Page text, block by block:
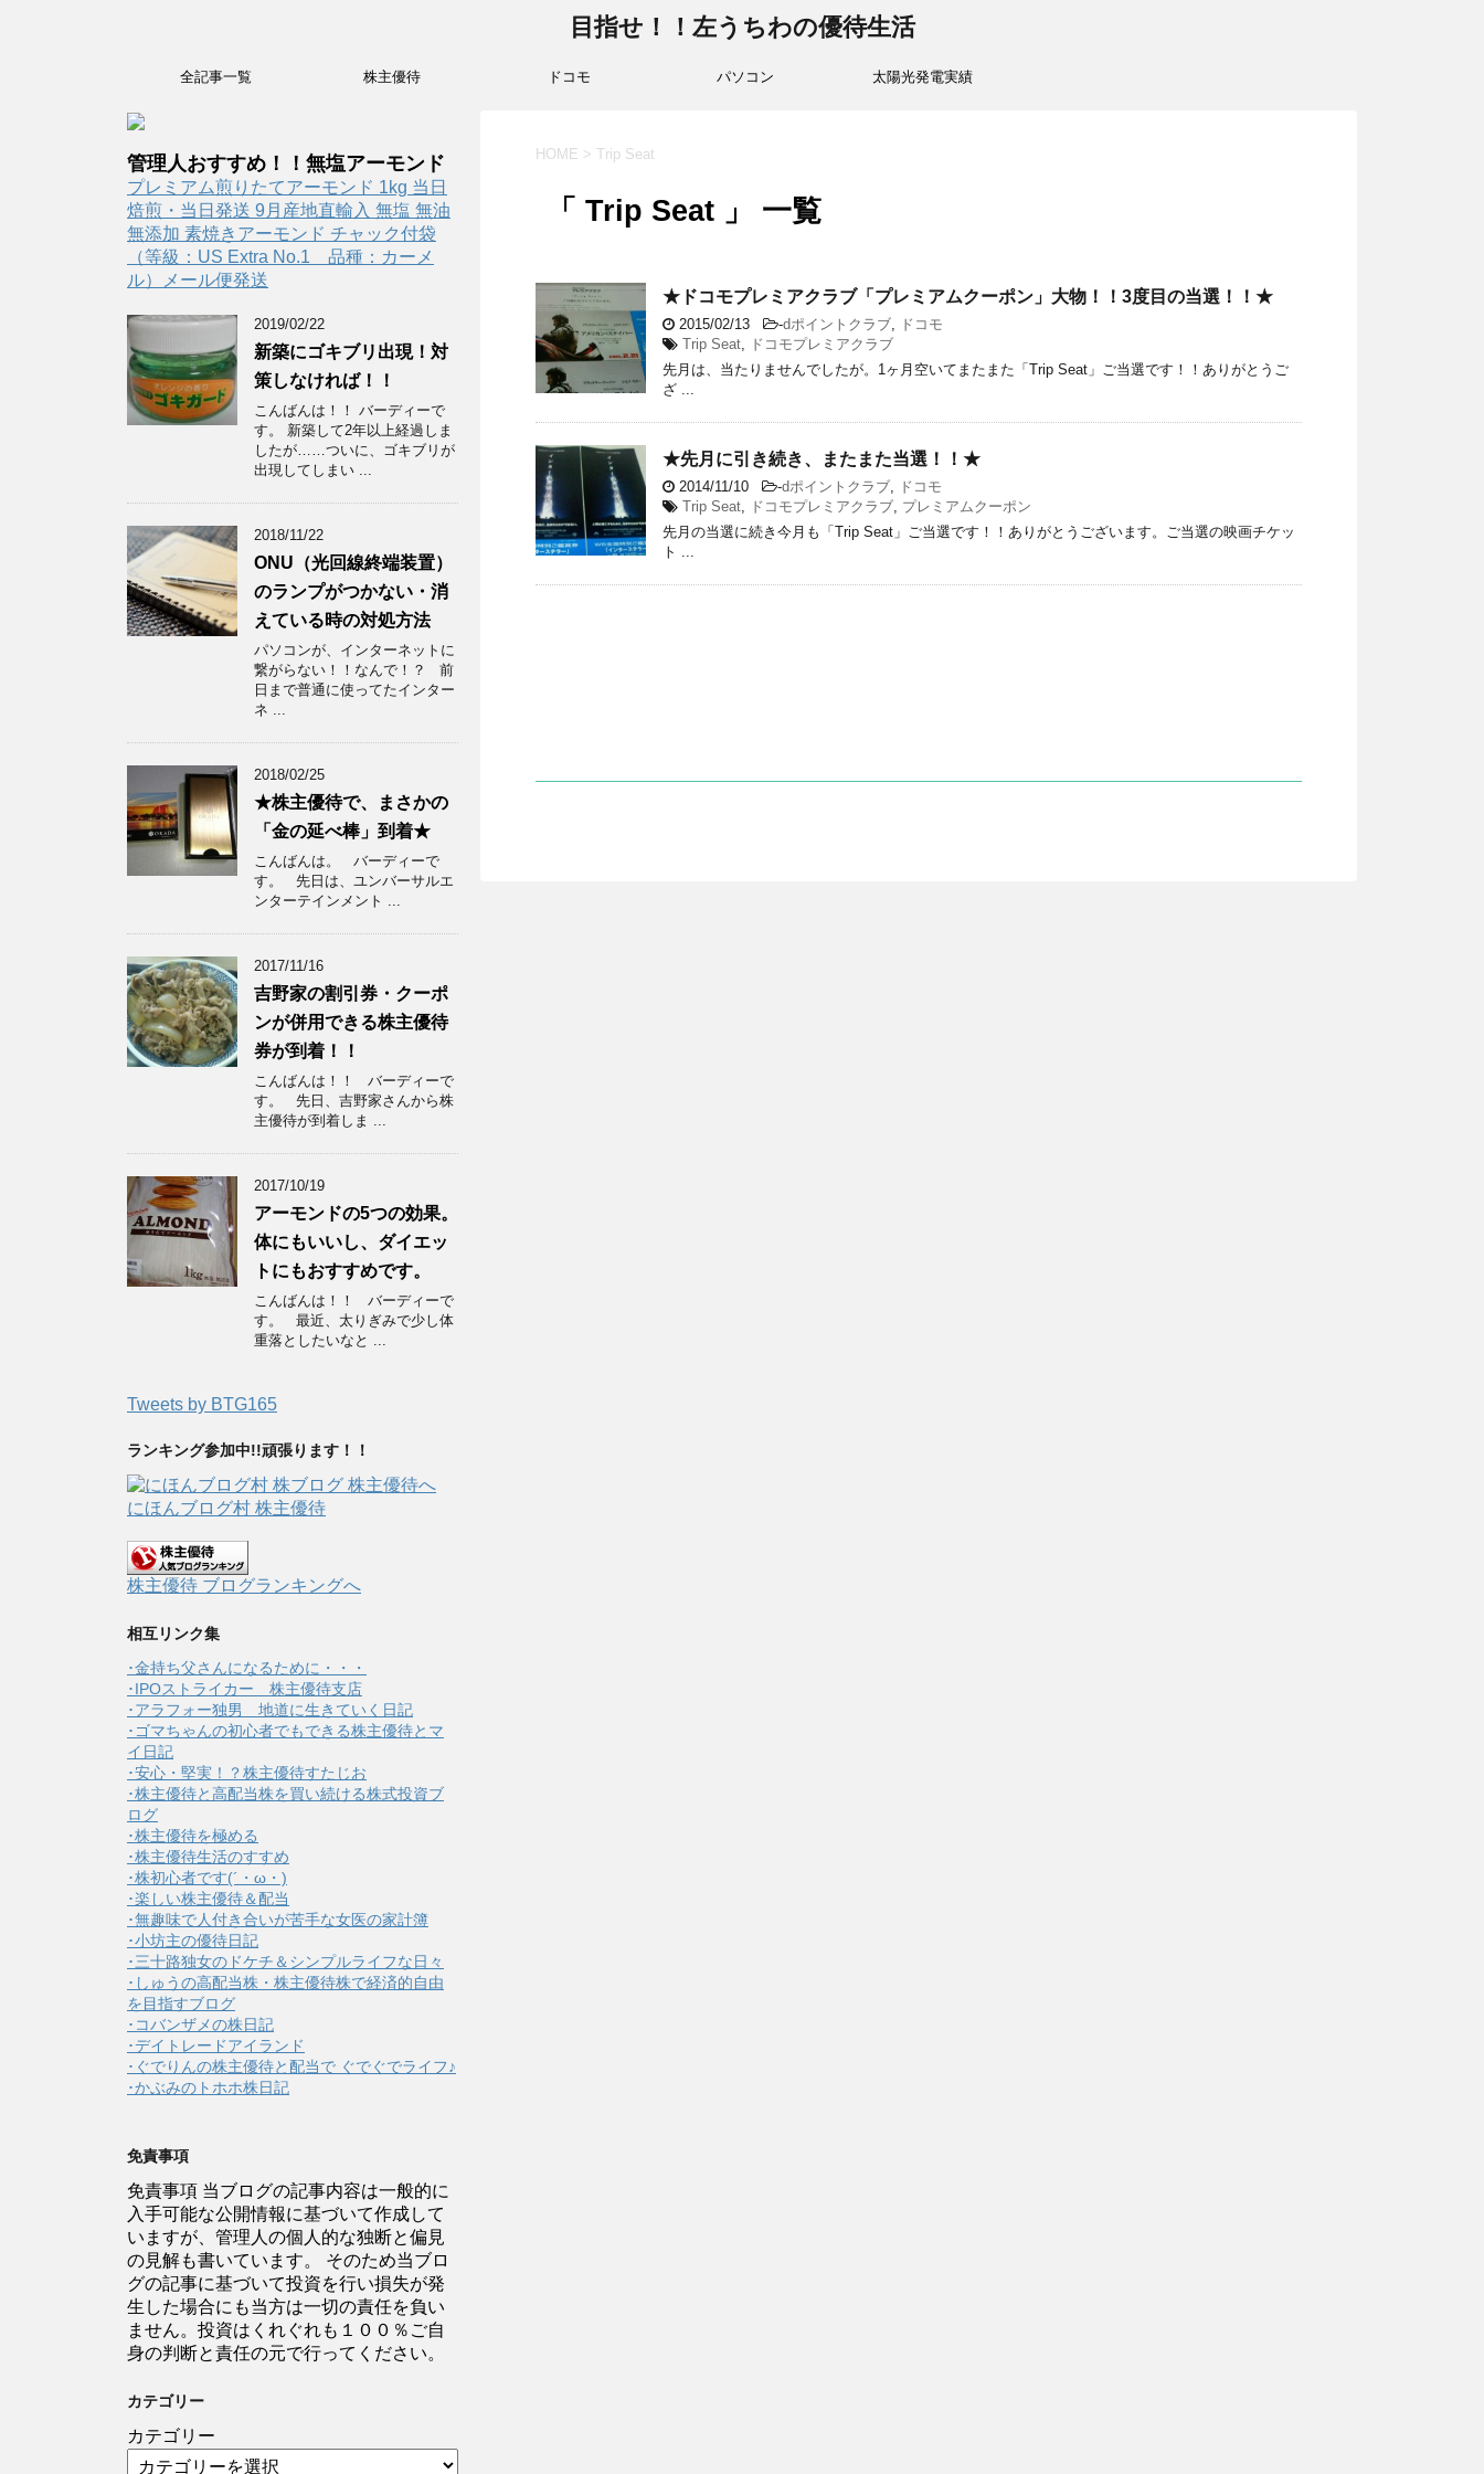
目指せ！！左うちわの優待生活
全記事一覧 株主優待 ドコモ パソコン 太陽光発電実績
HOME > Trip Seat
「 Trip Seat 」 一覧
★ドコモプレミアクラブ「プレミアムクーポン」大物！！3度目の当選！！★
2015/02/13 -dポイントクラブ, ドコモ
Trip Seat, ドコモプレミアクラブ
先月は、当たりませんでしたが。1ヶ月空いてまたまた「Trip Seat」ご当選です！！ありがとうご
ざ ...
★先月に引き続き、またまた当選！！★
2014/11/10 -dポイントクラブ, ドコモ
Trip Seat, ドコモプレミアクラブ, プレミアムクーポン
先月の当選に続き今月も「Trip Seat」ご当選です！！ありがとうございます。ご当選の映画チケッ
ト ...
管理人おすすめ！！無塩アーモンド
プレミアム煎りたてアーモンド 1kg 当日
焙煎・当日発送 9月産地直輸入 無塩 無油
無添加 素焼きアーモンド チャック付袋
（等級：US Extra No.1 品種：カーメ
ル）メール便発送
2019/02/22
新築にゴキブリ出現！対
策しなければ！！
こんばんは！！ バーディーで
す。 新築して2年以上経過しま
したが……ついに、ゴキブリが
出現してしまい ...
2018/11/22
ONU（光回線終端装置）
のランプがつかない・消
えている時の対処方法
パソコンが、インターネットに
繋がらない！！なんで！？ 前
日まで普通に使ってたインター
ネ ...
2018/02/25
★株主優待で、まさかの
「金の延べ棒」到着★
こんばんは。 バーディーで
す。 先日は、ユンバーサルエ
ンターテインメント ...
2017/11/16
吉野家の割引券・クーポ
ンが併用できる株主優待
券が到着！！
こんばんは！！ バーディーで
す。 先日、吉野家さんから株
主優待が到着しま ...
2017/10/19
アーモンドの5つの効果。
体にもいいし、ダイエッ
トにもおすすめです。
こんばんは！！ バーディーで
す。 最近、太りぎみで少し体
重落としたいなと ...
Tweets by BTG165
ランキング参加中!!頑張ります！！
にほんブログ村 株主優待
株主優待 ブログランキングへ
相互リンク集
･金持ち父さんになるために・・・
･IPOストライカー 株主優待支店
･アラフォー独男 地道に生きていく日記
･ゴマちゃんの初心者でもできる株主優待とマ
イ日記
･安心・堅実！？株主優待すたじお
･株主優待と高配当株を買い続ける株式投資ブ
ログ
･株主優待を極める
･株主優待生活のすすめ
･株初心者です(´・ω・)
･楽しい株主優待＆配当
･無趣味で人付き合いが苦手な女医の家計簿
･小坊主の優待日記
･三十路独女のドケチ＆シンプルライフな日々
･しゅうの高配当株・株主優待株で経済的自由
を目指すブログ
･コバンザメの株日記
･デイトレードアイランド
･ぐでりんの株主優待と配当で ぐでぐでライフ♪
･かぶみのトホホ株日記
免責事項
免責事項 当ブログの記事内容は一般的に
入手可能な公開情報に基づいて作成して
いますが、管理人の個人的な独断と偏見
の見解も書いています。 そのため当ブロ
グの記事に基づいて投資を行い損失が発
生した場合にも当方は一切の責任を負い
ません。投資はくれぐれも１００％ご自
身の判断と責任の元で行ってください。
カテゴリー
カテゴリー